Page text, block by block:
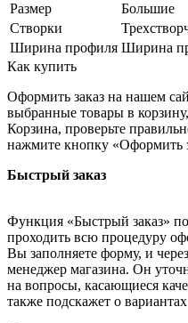
Размер
Большие
Створки
Ширина профиля Ширина
Как купить
Оформить заказ на нашем
выбранные товары в
Корзина, проверьте
нажмите кнопку «Оформить
Быстрый заказ
Функция «Быстрый заказ»
проходить всю процедуру
Вы заполняете форму, и
менеджер магазина. Он
на вопросы, касающиеся
также подскажет о